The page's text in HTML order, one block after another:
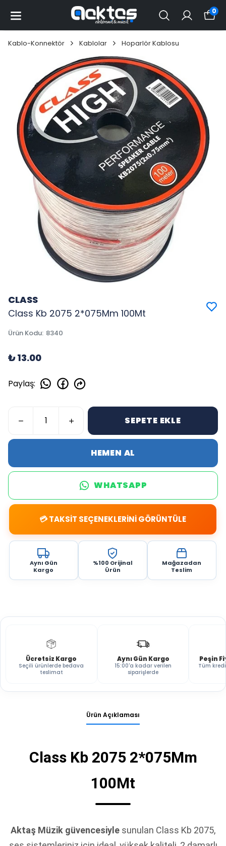
0
Kablo-Konnektör Kablolar Hoparlör Kablosu
CLASS
Class Kb 2075 2*075Mm 100Mt
Ürün Kodu: 8340
₺ 13.00
Paylaş:
SEPETE EKLE
HEMEN AL
WHATSAPP
💳 TAKSİT SEÇENEKLERİNİ GÖRÜNTÜLE
Aynı Gün
Kargo
%100 Orijinal
Ürün
Mağazadan
Teslim
Ücretsiz Kargo
Seçili ürünlerde bedava
teslimat
Aynı Gün Kargo
15:00'a kadar verilen
siparişlerde
Peşin
Tüm
Ürün Açıklaması
Class Kb 2075 2*075Mm
100Mt
Aktaş Müzik güvencesiyle sunulan Class Kb 2075,